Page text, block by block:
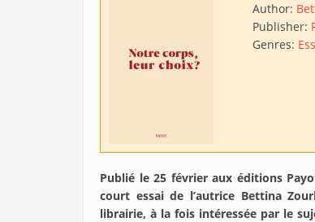
Author:
Publisher:
Genres:
Publié le 25 février aux éditions
court essai de l’autrice Bettina
librairie, à la fois intéressée par le